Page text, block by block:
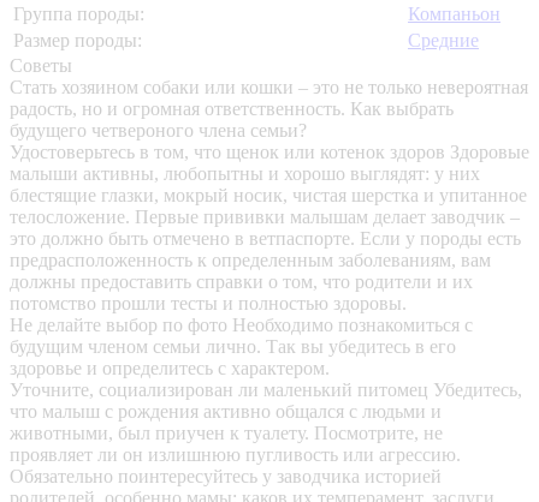
Группа породы:
Компаньон
Размер породы:
Средние
Советы
Стать хозяином собаки или кошки – это не только невероятная
радость, но и огромная ответственность. Как выбрать
будущего четвероного члена семьи?
Удостоверьтесь в том, что щенок или котенок здоров Здоровые
малыши активны, любопытны и хорошо выглядят: у них
блестящие глазки, мокрый носик, чистая шерстка и упитанное
телосложение. Первые прививки малышам делает заводчик –
это должно быть отмечено в ветпаспорте. Если у породы есть
предрасположенность к определенным заболеваниям, вам
должны предоставить справки о том, что родители и их
потомство прошли тесты и полностью здоровы.
Не делайте выбор по фото Необходимо познакомиться с
будущим членом семьи лично. Так вы убедитесь в его
здоровье и определитесь с характером.
Уточните, социализирован ли маленький питомец Убедитесь,
что малыш с рождения активно общался с людьми и
животными, был приучен к туалету. Посмотрите, не
проявляет ли он излишнюю пугливость или агрессию.
Обязательно поинтересуйтесь у заводчика историей